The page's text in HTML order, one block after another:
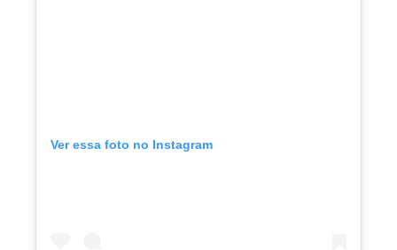
Ver essa foto no Instagram